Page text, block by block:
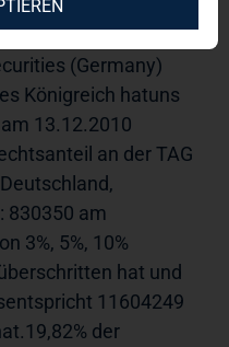
der Emittent
(Germany)
Königreich hatuns
13.12.2010
an der TAG
830350 am
3%, 5%, 10%
hat und
11604249
der